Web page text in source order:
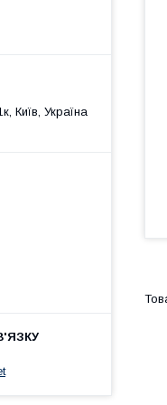
Київ, Україна